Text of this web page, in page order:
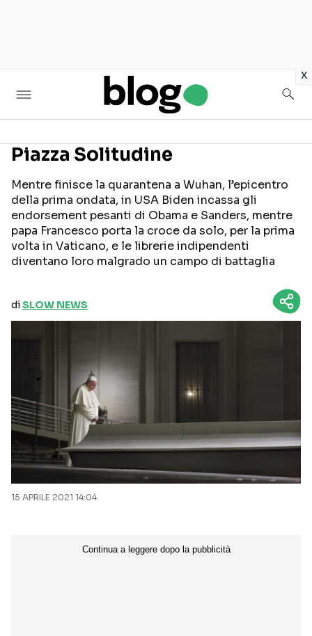
x
Piazza Solitudine
Mentre finisce la quarantena a Wuhan, l’epicentro
della prima ondata, in USA Biden incassa gli
endorsement pesanti di Obama e Sanders, mentre
papa Francesco porta la croce da solo, per la prima
volta in Vaticano, e le librerie indipendenti
diventano loro malgrado un campo di battaglia
diSLOW NEWS
15 APRILE 2021 14:04